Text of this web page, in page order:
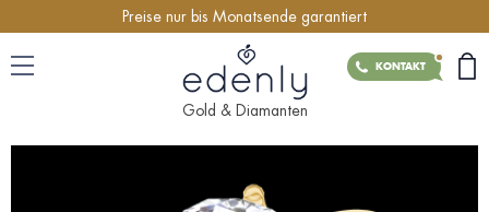
Preise nur bis Monatsende garantiert
KONTAKT
Gold & Diamanten